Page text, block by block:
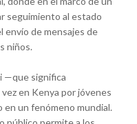
seguimiento al estado
envío de mensajes de
niños.
—que significa
en Kenya por jóvenes
un fenómeno mundial.